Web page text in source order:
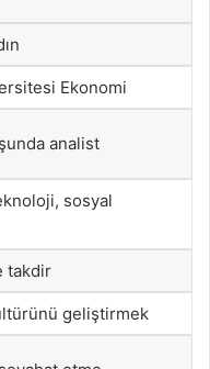
Ekonomi
analist
sosyal
takdir
geliştirmek